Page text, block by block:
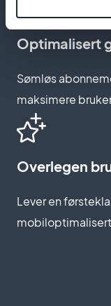
Optimalisert
Sømløs
maksimere
Overlegen
Lever en